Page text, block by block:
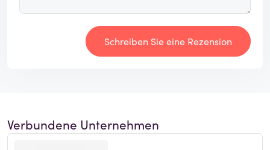
Schreiben Sie eine Rezension
Verbundene Unternehmen